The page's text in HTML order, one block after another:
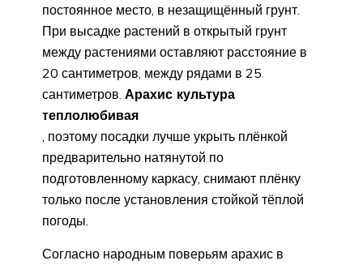
постоянное место, в незащищённый грунт.
При высадке растений в открытый грунт
между растениями оставляют расстояние в
20 сантиметров, между рядами в 25
сантиметров. Арахис культура
теплолюбивая
, поэтому посадки лучше укрыть плёнкой
предварительно натянутой по
подготовленному каркасу, снимают плёнку
только после установления стойкой тёплой
погоды.
Согласно народным поверьям арахис в